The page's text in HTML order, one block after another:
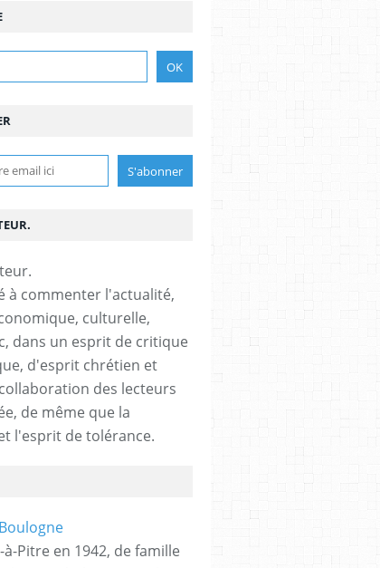
à commenter l'actualité,
culturelle,
dans un esprit de critique
d'esprit chrétien et
des lecteurs
de même que la
l'esprit de tolérance.
Pitre en 1942, de famille